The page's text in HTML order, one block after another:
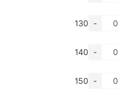
130 -
140 -
150 -